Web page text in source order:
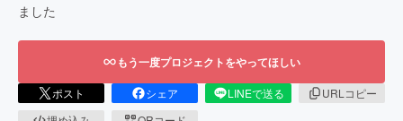
ました
もう一度プロジェクトをやってほしい
ポスト シェア LINEで送る
URLコピー